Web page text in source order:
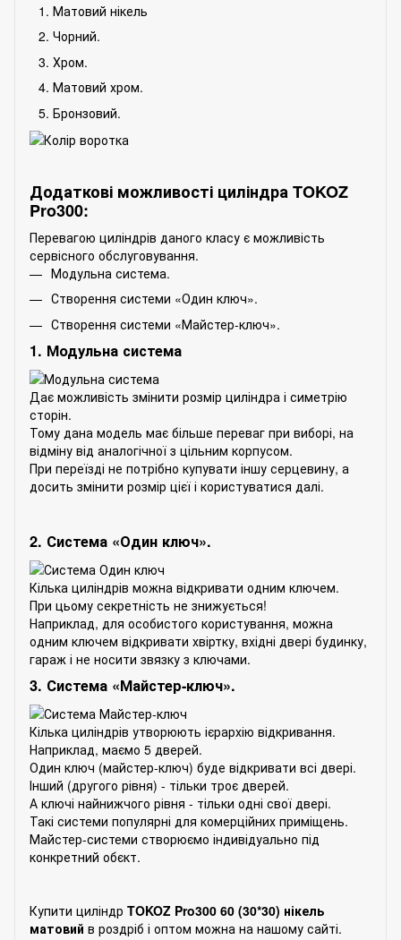
Матовий нікель
Чорний.
Хром.
Матовий хром.
Бронзовий.
Додаткові можливості циліндра TOKOZ
Pro300:
Перевагою циліндрів даного класу є можливість
сервісного обслуговування.
Модульна система.
Створення системи «Один ключ».
Створення системи «Майстер-ключ».
1. Модульна система
Дає можливість змінити розмір циліндра і симетрію
сторін.
Тому дана модель має більше переваг при виборі, на
відміну від аналогічної з цільним корпусом.
При переїзді не потрібно купувати іншу серцевину, а
досить змінити розмір цієї і користуватися далі.
2. Система «Один ключ».
Кілька циліндрів можна відкривати одним ключем.
При цьому секретність не знижується!
Наприклад, для особистого користування, можна
одним ключем відкривати хвіртку, вхідні двері будинку,
гараж і не носити звязку з ключами.
3. Система «Майстер-ключ».
Кілька циліндрів утворюють ієрархію відкривання.
Наприклад, маємо 5 дверей.
Один ключ (майстер-ключ) буде відкривати всі двері.
Інший (другого рівня) - тільки троє дверей.
А ключі найнижчого рівня - тільки одні свої двері.
Такі системи популярні для комерційних приміщень.
Майстер-системи створюємо індивідуально під
конкретний обєкт.
Купити циліндр TOKOZ Pro300 60 (30*30) нікель
матовий в роздріб і оптом можна на нашому сайті.